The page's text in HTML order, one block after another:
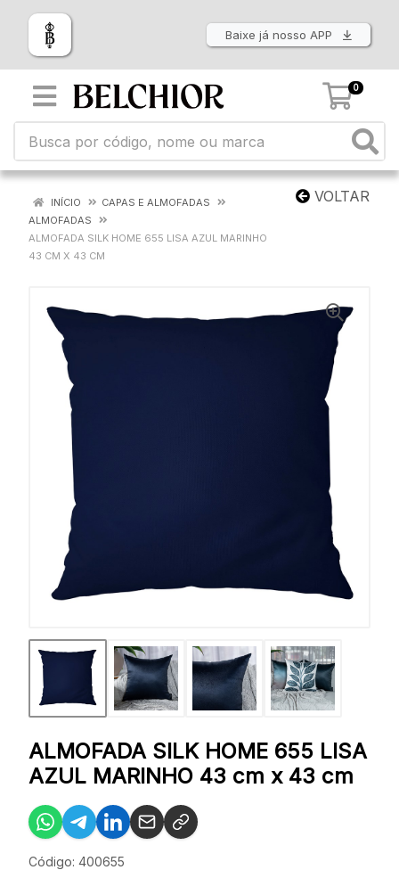
Baixe já nosso APP
0
VOLTAR
INÍCIO
CAPAS E ALMOFADAS
ALMOFADAS
ALMOFADA SILK HOME 655 LISA AZUL MARINHO
43 CM X 43 CM
ALMOFADA SILK HOME 655 LISA
AZUL MARINHO 43 cm x 43 cm
Código: 400655